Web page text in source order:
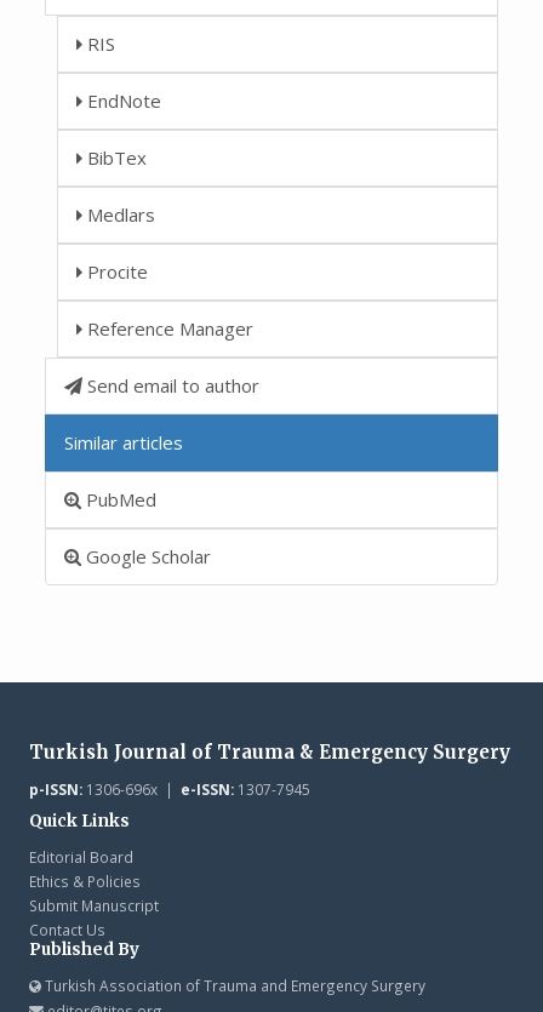
RIS
EndNote
BibTex
Medlars
Procite
Reference Manager
Send email to author
Similar articles
PubMed
Google Scholar
Turkish Journal of Trauma & Emergency Surgery
p-ISSN:1306-696x | e-ISSN:1307-7945
Quick Links
Editorial Board
Ethics & Policies
Submit Manuscript
Contact Us
Published By
Turkish Association of Trauma and Emergency Surgery